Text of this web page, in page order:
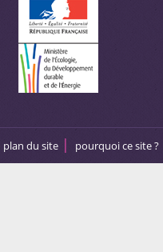
plan du site pourquoi ce site ?